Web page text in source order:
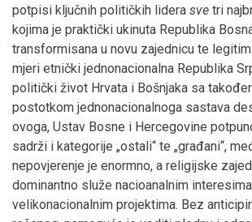
potpisi ključnih političkih lidera sve tri
kojima je praktički ukinuta Republika
transformisana u novu zajednicu te
mjeri etnički jednonacionalna Republika
politički život Hrvata i Bošnjaka sa
postotkom jednonacionalnoga sastava
ovoga, Ustav Bosne i Hercegovine
sadrži i kategorije „ostali“ te „građani“,
nepovjerenje je enormno, a religijske
dominantno služe nacioanalnim
velikonacionalnim projektima. Bez